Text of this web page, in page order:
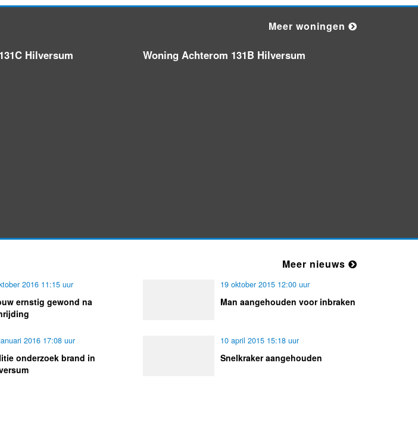
Nieuw bedrijfRijk Management &
Meer woningen
Hilversum Woning Achterom 131B Hilversum
Meer nieuws
2016 11:15 uur
ernstig gewond na
2016 17:08 uur
onderzoek brand in
19 oktober 2015 12:00 uur
Man aangehouden voor inbraken
10 april 2015 15:18 uur
Snelkraker aangehouden